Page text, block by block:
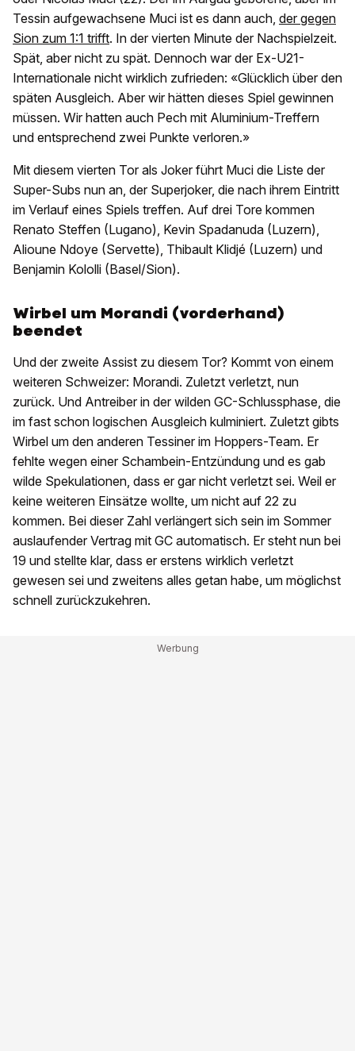
Tessin aufgewachsene Muci ist es dann auch, der gegen
Sion zum 1:1 trifft. In der vierten Minute der Nachspielzeit.
Spät, aber nicht zu spät. Dennoch war der Ex-U21-
Internationale nicht wirklich zufrieden: «Glücklich über den
späten Ausgleich. Aber wir hätten dieses Spiel gewinnen
müssen. Wir hatten auch Pech mit Aluminium-Treffern
und entsprechend zwei Punkte verloren.»
Mit diesem vierten Tor als Joker führt Muci die Liste der
Super-Subs nun an, der Superjoker, die nach ihrem Eintritt
im Verlauf eines Spiels treffen. Auf drei Tore kommen
Renato Steffen (Lugano), Kevin Spadanuda (Luzern),
Alioune Ndoye (Servette), Thibault Klidjé (Luzern) und
Benjamin Kololli (Basel/Sion).
Wirbel um Morandi (vorderhand)
beendet
Und der zweite Assist zu diesem Tor? Kommt von einem
weiteren Schweizer: Morandi. Zuletzt verletzt, nun
zurück. Und Antreiber in der wilden GC-Schlussphase, die
im fast schon logischen Ausgleich kulminiert. Zuletzt gibts
Wirbel um den anderen Tessiner im Hoppers-Team. Er
fehlte wegen einer Schambein-Entzündung und es gab
wilde Spekulationen, dass er gar nicht verletzt sei. Weil er
keine weiteren Einsätze wollte, um nicht auf 22 zu
kommen. Bei dieser Zahl verlängert sich sein im Sommer
auslaufender Vertrag mit GC automatisch. Er steht nun bei
19 und stellte klar, dass er erstens wirklich verletzt
gewesen sei und zweitens alles getan habe, um möglichst
schnell zurückzukehren.